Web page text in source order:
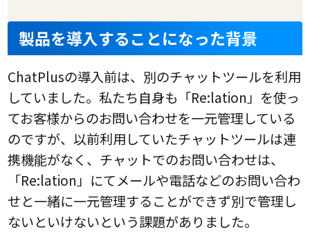
製品を導入することになった背景
ChatPlusの導入前は、別のチャットツールを利用
していました。私たち自身も「Re:lation」を使っ
てお客様からのお問い合わせを一元管理している
のですが、以前利用していたチャットツールは連
携機能がなく、チャットでのお問い合わせは、
「Re:lation」にてメールや電話などのお問い合わ
せと一緒に一元管理することができず別で管理し
ないといけないという課題がありました。